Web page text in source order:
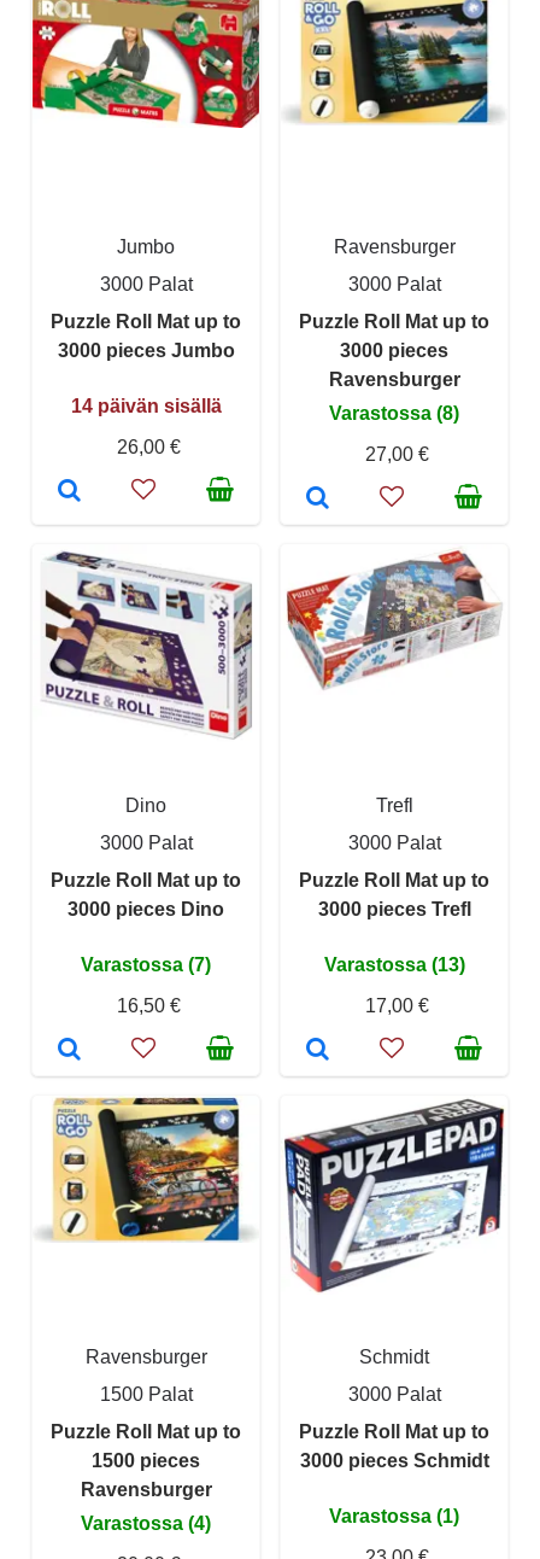
Jumbo
3000 Palat
Puzzle Roll Mat up to
3000 pieces Jumbo
14 päivän sisällä
26,00 €
Ravensburger
3000 Palat
Puzzle Roll Mat up to
3000 pieces
Ravensburger
Varastossa (8)
27,00 €
Dino
3000 Palat
Puzzle Roll Mat up to
3000 pieces Dino
Varastossa (7)
16,50 €
Trefl
3000 Palat
Puzzle Roll Mat up to
3000 pieces Trefl
Varastossa (13)
17,00 €
Ravensburger
1500 Palat
Puzzle Roll Mat up to
1500 pieces
Ravensburger
Varastossa (4)
Schmidt
3000 Palat
Puzzle Roll Mat up to
3000 pieces Schmidt
Varastossa (1)